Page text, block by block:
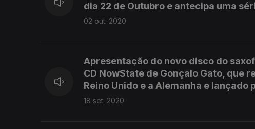
dia 22 de Outubro e antecipa uma
02 out. 2020
Apresentação do novo disco do
CD NowState de Gonçalo Gato, que
Reino Unido e a Alemanha e lançado
18 set. 2020